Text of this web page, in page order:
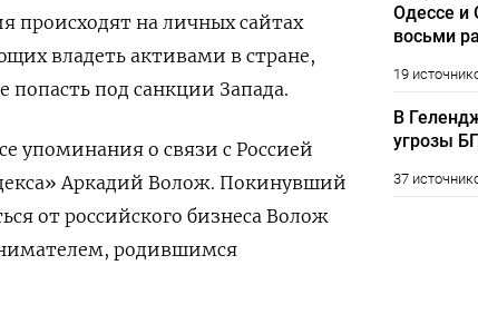
происходят на личных сайтах
владеть активами в стране,
под санкции Запада.
упоминания о связи с Россией
Аркадий Волож. Покинувший
от российского бизнеса Волож
родившимся